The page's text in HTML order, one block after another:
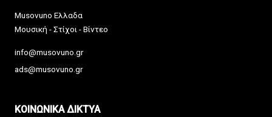
Musovuno Ελλαδα
Μουσική - Στίχοι - Βίντεο
info@musovuno.gr
ads@musovuno.gr
ΚΟΙΝΩΝΙΚΑ ΔΙΚΤΥΑ